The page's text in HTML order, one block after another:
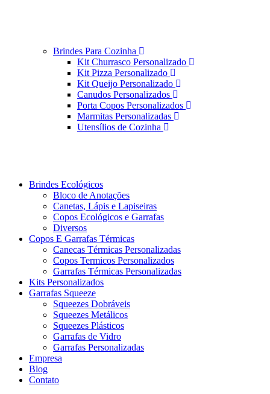
Brindes Para Cozinha
Kit Churrasco Personalizado
Kit Pizza Personalizado
Kit Queijo Personalizado
Canudos Personalizados
Porta Copos Personalizados
Marmitas Personalizadas
Utensílios de Cozinha
Brindes Ecológicos
Bloco de Anotações
Canetas, Lápis e Lapiseiras
Copos Ecológicos e Garrafas
Diversos
Copos E Garrafas Térmicas
Canecas Térmicas Personalizadas
Copos Termicos Personalizados
Garrafas Térmicas Personalizadas
Kits Personalizados
Garrafas Squeeze
Squeezes Dobráveis
Squeezes Metálicos
Squeezes Plásticos
Garrafas de Vidro
Garrafas Personalizadas
Empresa
Blog
Contato